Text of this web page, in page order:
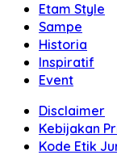
Etam Style
Sampe
Historia
Inspiratif
Event
Disclaimer
Kebijakan
Kode Etik